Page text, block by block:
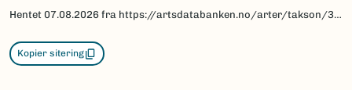
Hentet 07.08.2026 fra https://artsdatabanken.no/arter/takson/30783/beskrivelse
Kopier sitering